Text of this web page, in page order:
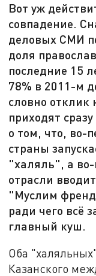
Вот уж
совпадение.
деловых СМИ
доля
последние 15
78% в 2011-м
словно отклик
приходят
о том, что, во-
страны
"халяль", а во-
отрасли
"Муслим
ради чего всё
главный куш.
Оба
Казанского